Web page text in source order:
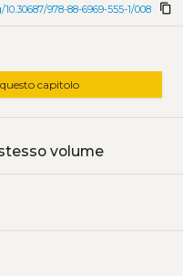
978-88-6969-555-1/008 content_copy
capitolo
volume